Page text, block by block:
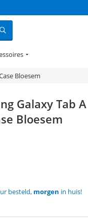
Bloesem
Galaxy Tab
Bloesem
besteld, morgen in huis!